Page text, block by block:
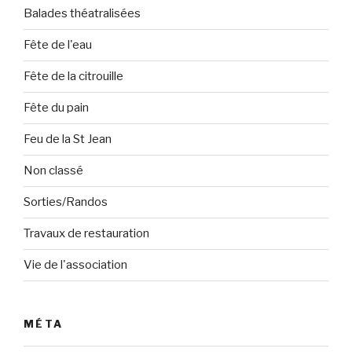
Balades théatralisées
Fête de l'eau
Fête de la citrouille
Fête du pain
Feu de la St Jean
Non classé
Sorties/Randos
Travaux de restauration
Vie de l'association
MÉTA